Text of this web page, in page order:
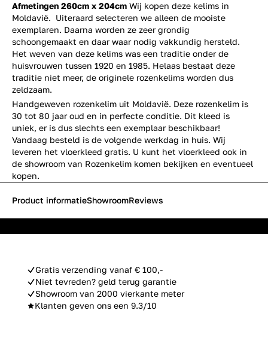
Afmetingen 260cm x 204cm Wij kopen deze kelims in
Moldavië. Uiteraard selecteren we alleen de mooiste
exemplaren. Daarna worden ze zeer grondig
schoongemaakt en daar waar nodig vakkundig hersteld.
Het weven van deze kelims was een traditie onder de
huisvrouwen tussen 1920 en 1985. Helaas bestaat deze
traditie niet meer, de originele rozenkelims worden dus
zeldzaam.
Handgeweven rozenkelim uit Moldavië. Deze rozenkelim is
30 tot 80 jaar oud en in perfecte conditie. Dit kleed is
uniek, er is dus slechts een exemplaar beschikbaar!
Vandaag besteld is de volgende werkdag in huis. Wij
leveren het vloerkleed gratis. U kunt het vloerkleed ook in
de showroom van Rozenkelim komen bekijken en eventueel
kopen.
Gratis verzending vanaf € 100,-
Niet tevreden? geld terug garantie
Showroom van 2000 vierkante meter
Klanten geven ons een 9.3/10
Product informatieShowroomReviews